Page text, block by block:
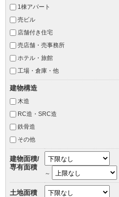
1棟アパート
売ビル
店舗付き住宅
売店舗・売事務所
ホテル・旅館
工場・倉庫・他
建物構造
木造
RC造・SRC造
鉄骨造
その他
建物面積/
専有面積
～
土地面積